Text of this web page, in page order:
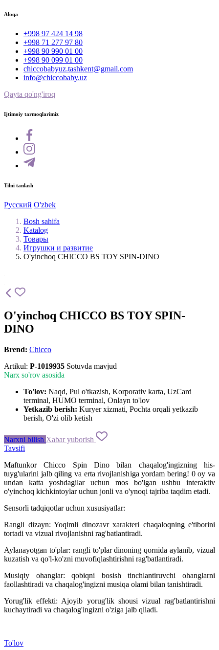
Aloqa
+998 97 424 14 98
+998 71 277 97 80
+998 90 990 01 00
+998 90 099 01 00
chiccobabyuz.tashkent@gmail.com
info@chiccobaby.uz
Qayta qo'ng'iroq
Ijtimoiy tarmoqlarimiz
Tilni tanlash
Русский O'zbek
Bosh sahifa
Katalog
Товары
Игрушки и развитие
O'yinchoq CHICCO BS TOY SPIN-DINO
O'yinchoq CHICCO BS TOY SPIN-
DINO
Brend: Chicco
Artikul: P-1019935 Sotuvda mavjud
Narx so'rov asosida
To'lov: Naqd, Pul o'tkazish, Korporativ karta, UzCard
terminal, HUMO terminal, Onlayn to'lov
Yetkazib berish: Kuryer xizmati, Pochta orqali yetkazib
berish, O'zi olib ketish
Narxni bilish Xabar yuborish
Tavsifi
Maftunkor Chicco Spin Dino bilan chaqalog'ingizning his-
tuyg'ularini jalb qiling va erta rivojlanishiga yordam bering! 0 oy va
undan katta yoshdagilar uchun mos bo'lgan ushbu interaktiv
o'yinchoq kichkintoylar uchun jonli va o'ynoqi tajriba taqdim etadi.
Sensorli tadqiqotlar uchun xususiyatlar:
Rangli dizayn: Yoqimli dinozavr xarakteri chaqaloqning e'tiborini
tortadi va vizual rivojlanishni rag'batlantiradi.
Aylanayotgan to'plar: rangli to'plar dinoning qornida aylanib, vizual
kuzatish va qo'l-ko'zni muvofiqlashtirishni rag'batlantiradi.
Musiqiy ohanglar: qobiqni bosish tinchlantiruvchi ohanglarni
faollashtiradi va chaqalog'ingizni musiqa olami bilan tanishtiradi.
Yorug'lik effekti: Ajoyib yorug'lik shousi vizual rag'batlantirishni
kuchaytiradi va chaqalog'ingizni o'ziga jalb qiladi.
To'lov